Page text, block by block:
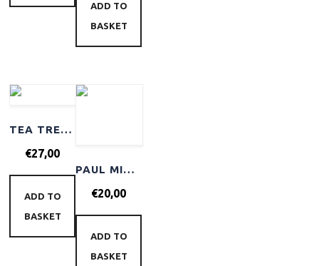
ADD TO
BASKET
TEA TREE MATTERIAL 85GR
€27,00
ADD TO
BASKET
PAUL MITCHELL BABY DON’T CRY SHAMPOO
€20,00
ADD TO
BASKET